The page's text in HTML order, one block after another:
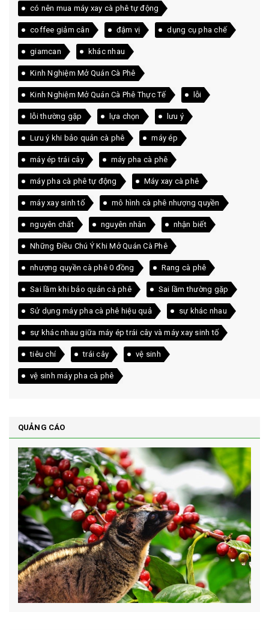
có nên mua máy xay cà phê tự động
coffee giảm cân đậm vị dụng cụ pha chế
giamcan khác nhau
Kinh Nghiệm Mở Quán Cà Phê
Kinh Nghiệm Mở Quán Cà Phê Thực Tế lỗi
lỗi thường gặp lựa chọn lưu ý
Lưu ý khi bảo quản cà phê máy ép
máy ép trái cây máy pha cà phê
máy pha cà phê tự động Máy xay cà phê
máy xay sinh tố mô hình cà phê nhượng quyền
nguyên chất nguyên nhân nhận biết
Những Điều Chú Ý Khi Mở Quán Cà Phê
nhượng quyền cà phê 0 đồng Rang cà phê
Sai lầm khi bảo quản cà phê Sai lầm thường gặp
Sử dụng máy pha cà phê hiệu quả sự khác nhau
sự khác nhau giữa máy ép trái cây và máy xay sinh tố
tiêu chí trái cây vệ sinh
vệ sinh máy pha cà phê
QUẢNG CÁO